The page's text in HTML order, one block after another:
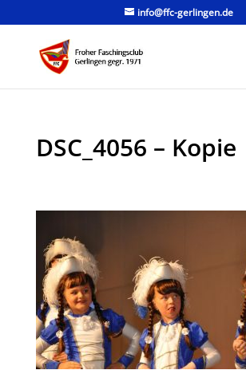
info@ffc-gerlingen.de
DSC_4056 – Kopie